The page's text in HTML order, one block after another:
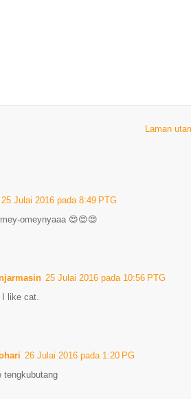
Laman
25 Julai 2016 pada 8:49 PTG
omeynyaaa 😍😍😍
25 Julai 2016 pada 10:56 PTG
I like cat.
26 Julai 2016 pada 1:20 PG
tengkubutang